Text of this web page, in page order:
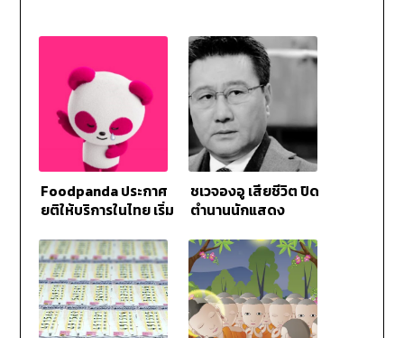
Foodpanda ประกาศ
ยุติให้บริการในไทย เริ่ม
ชเวจองอู เสียชีวิต ปิด
ตำนานนักแสดง